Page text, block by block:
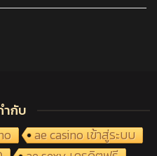
ำกับ
ae casino เข้าสู่ระบบ